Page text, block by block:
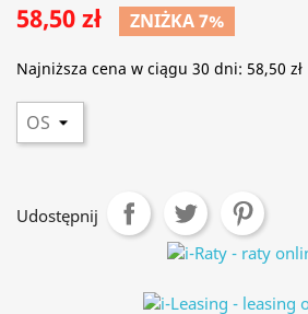
58,50 zł ZNIŻKA 7%
Najniższa cena w ciągu 30 dni: 58,50 zł
Udostępnij